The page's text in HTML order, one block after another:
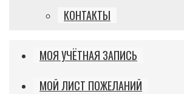
КОНТАКТЫ
МОЯ УЧЁТНАЯ ЗАПИСЬ
МОЙ ЛИСТ ПОЖЕЛАНИЙ